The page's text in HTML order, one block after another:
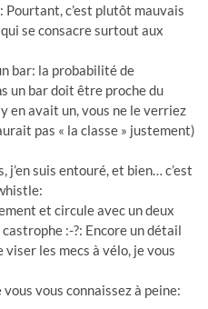
Pourtant, c’est plutôt mauvais
se consacre surtout aux
bar: la probabilité de
un bar doit être proche du
en avait un, vous ne le verriez
pas « la classe » justement)
suis entouré, et bien… c’est
et circule avec un deux
:-?: Encore un détail
viser les mecs à vélo, je vous
vous connaissez à peine: